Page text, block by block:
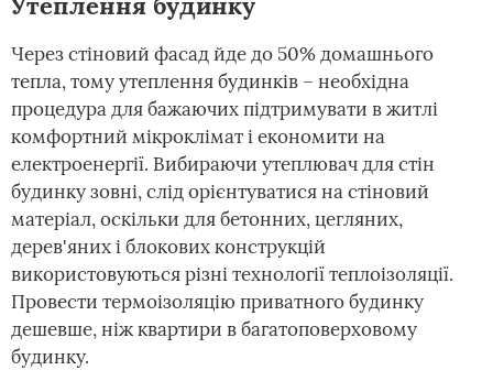
Через стіновий фасад йде до 50% домашнього
тепла, тому утеплення будинків – необхідна
процедура для бажаючих підтримувати в житлі
комфортний мікроклімат і економити на
електроенергії. Вибираючи утеплювач для стін
будинку зовні, слід орієнтуватися на стіновий
матеріал, оскільки для бетонних, цегляних,
дерев'яних і блокових конструкцій
використовуються різні технології теплоізоляції.
Провести термоізоляцію приватного будинку
дешевше, ніж квартири в багатоповерховому
будинку.